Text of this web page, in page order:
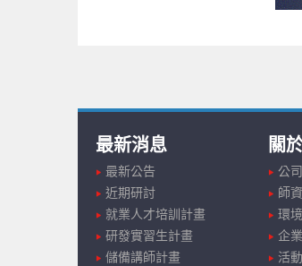
最新消息
最新公告
近期研討
就業人才培訓計畫
研發實習生計畫
儲備講師計畫
關
公
師
環
企
活